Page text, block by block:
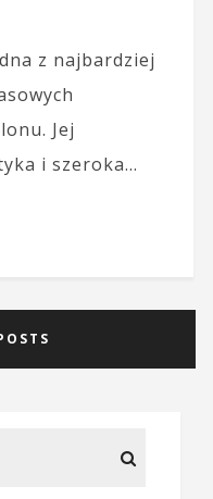
z najbardziej
Jej
i szeroka...